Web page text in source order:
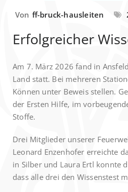
Von ff-bruck-hausleiten
Erfolgreicher
Am 7. März 2026 fand in
Land statt. Bei mehreren
Können unter Beweis stellen.
der Ersten Hilfe, im
Stoffe.
Drei Mitglieder unserer
Leonard Enzenhofer erreichte
in Silber und Laura Ertl konnte
dass alle drei den Wissenstest